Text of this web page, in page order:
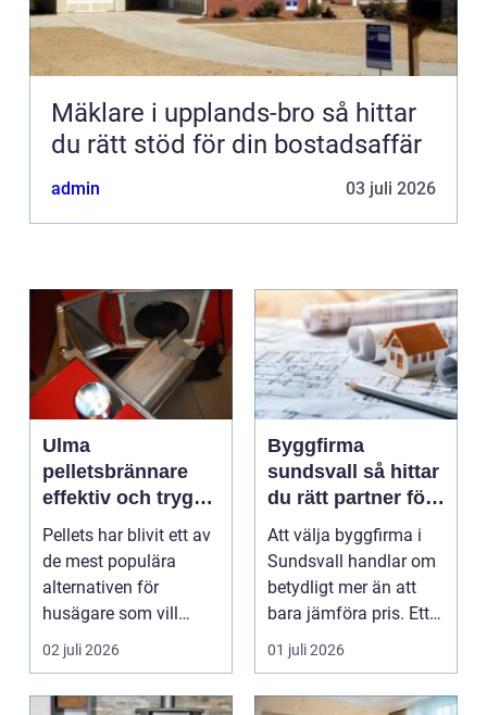
Mäklare i upplands-bro så hittar
du rätt stöd för din bostadsaffär
admin 03 juli 2026
Ulma
pelletsbrännare
effektiv och trygg
värme med pellets
Pellets har blivit ett av
de mest populära
alternativen för
husägare som vill
kombinera låga
uppvärm...
02 juli 2026
Byggfirma
sundsvall så hittar
du rätt partner för
ditt projekt
Att välja byggfirma i
Sundsvall handlar om
betydligt mer än att
bara jämföra pris. Ett
bygge påverka...
01 juli 2026